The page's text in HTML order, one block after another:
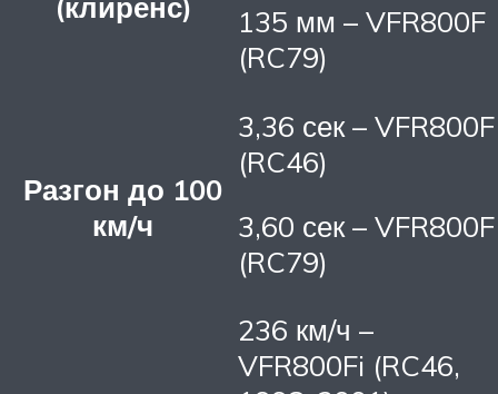
135 мм – VFR800F
(RC79)
Разгон до 100
км/ч
3,36 сек – VFR800F
(RC46)
3,60 сек – VFR800F
(RC79)
236 км/ч –
VFR800Fi (RC46,